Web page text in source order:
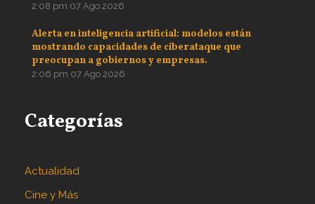
2:08 pm 07 Ago 2026
Alerta en inteligencia artificial: modelos están
mostrando capacidades de ciberataque que
preocupan a gobiernos y empresas.
2:06 pm 07 Ago 2026
Categorías
Actualidad
Cine y Más